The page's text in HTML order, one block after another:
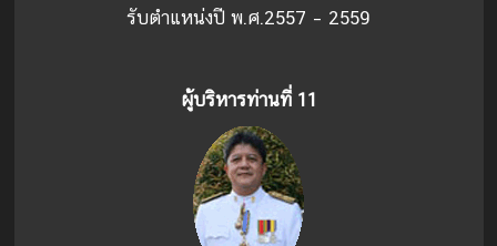
รับตำแหน่งปี พ.ศ.2557 – 2559
ผู้บริหารท่านที่ 11